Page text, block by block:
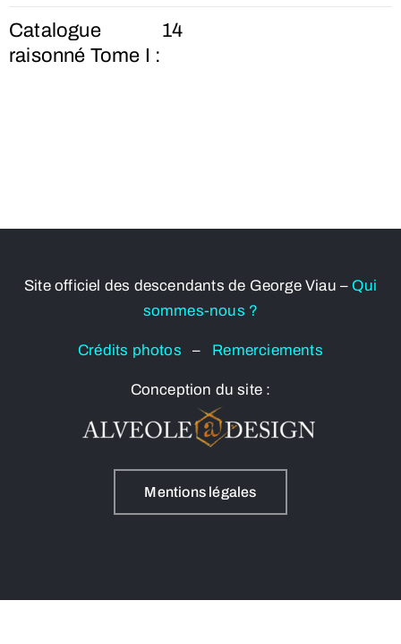
Catalogue
raisonné Tome I :
14
Site officiel des descendants de George Viau – Qui
sommes-nous ?
Crédits photos– Remerciements
Conception du site :
Mentions légales